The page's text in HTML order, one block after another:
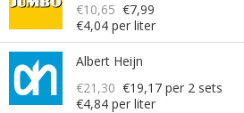
€10,65 €7,99
€4,04 per liter
Albert Heijn
€21,30 €19,17 per 2 sets
€4,84 per liter